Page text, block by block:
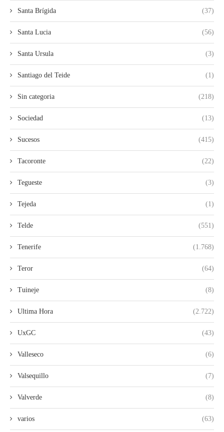
Santa Brígida (37)
Santa Lucia (56)
Santa Ursula (3)
Santiago del Teide (1)
Sin categoria (218)
Sociedad (13)
Sucesos (415)
Tacoronte (22)
Tegueste (3)
Tejeda (1)
Telde (551)
Tenerife (1.768)
Teror (64)
Tuineje (8)
Ultima Hora (2.722)
UxGC (43)
Valleseco (6)
Valsequillo (7)
Valverde (8)
varios (63)